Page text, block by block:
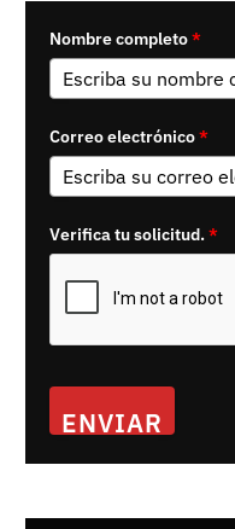
Nombre completo*
Correo electrónico*
Verifica tu solicitud.*
ENVIAR